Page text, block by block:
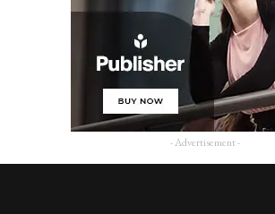
- Advertisement -